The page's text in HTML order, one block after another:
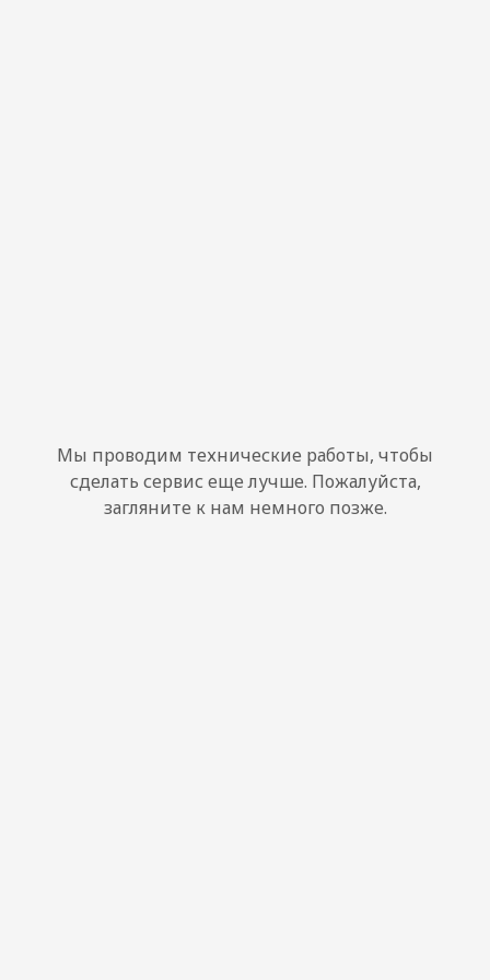
Мы проводим технические работы, чтобы
сделать сервис еще лучше. Пожалуйста,
загляните к нам немного позже.